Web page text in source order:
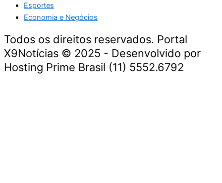
Esportes
Economia e Negócios
Todos os direitos reservados. Portal
X9Notícias © 2025 - Desenvolvido por
Hosting Prime Brasil (11) 5552.6792